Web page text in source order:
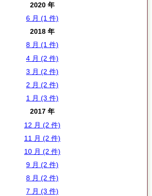
2020 年
6 月 (1 件)
2018 年
8 月 (1 件)
4 月 (2 件)
3 月 (2 件)
2 月 (2 件)
1 月 (3 件)
2017 年
12 月 (2 件)
11 月 (2 件)
10 月 (2 件)
9 月 (2 件)
8 月 (2 件)
7 月 (3 件)